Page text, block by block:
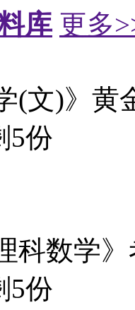
库 更多
(文)》黄
5份
科数学
5份